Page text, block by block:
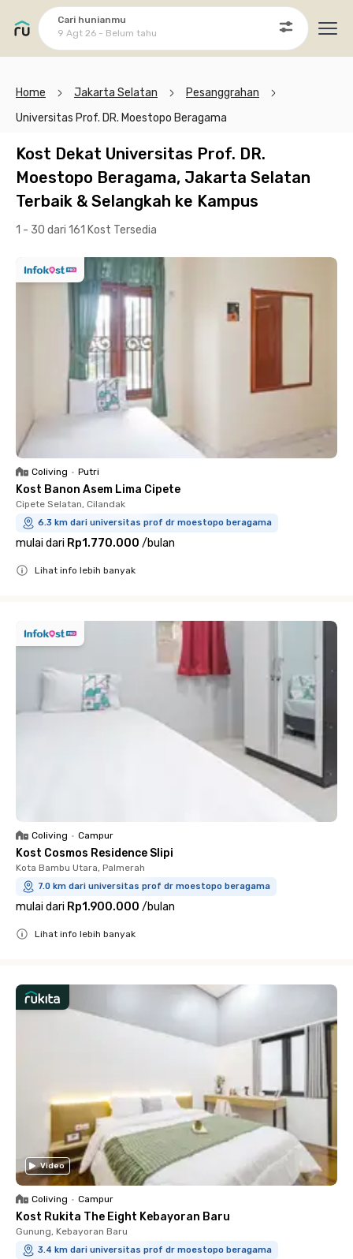
Cari hunianmu
9 Agt 26 - Belum tahu
Home Jakarta Selatan
Pesanggrahan
Universitas Prof. DR. Moestopo Beragama
Kost Dekat Universitas Prof. DR.
Moestopo Beragama, Jakarta Selatan
Terbaik & Selangkah ke Kampus
1 - 30 dari 161 Kost Tersedia
Coliving • Putri
Kost Banon Asem Lima Cipete
Cipete Selatan, Cilandak
6.3 km dari universitas prof dr moestopo beragama
mulai dari Rp1.770.000 /bulan
Lihat info lebih banyak
Coliving • Campur
Kost Cosmos Residence Slipi
Kota Bambu Utara, Palmerah
7.0 km dari universitas prof dr moestopo beragama
mulai dari Rp1.900.000 /bulan
Lihat info lebih banyak
Video
Coliving • Campur
Kost Rukita The Eight Kebayoran Baru
Gunung, Kebayoran Baru
3.4 km dari universitas prof dr moestopo beragama